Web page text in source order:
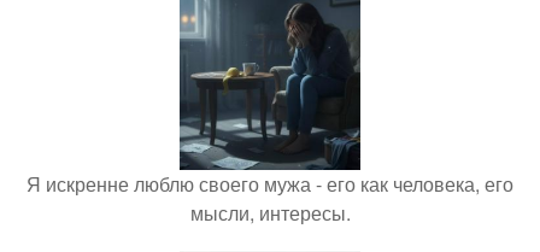
Я искренне люблю своего мужа - его как человека, его
мысли, интересы.